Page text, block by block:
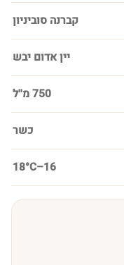
קברנה סוביניון
יין אדום יבש
750 מ''ל
כשר
16–18°C